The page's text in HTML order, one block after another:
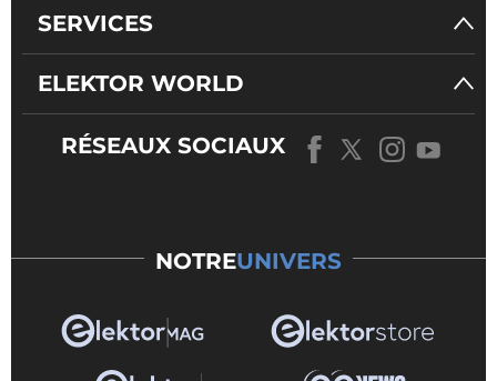
SERVICES
ELEKTOR WORLD
RÉSEAUX SOCIAUX
NOTREUNIVERS